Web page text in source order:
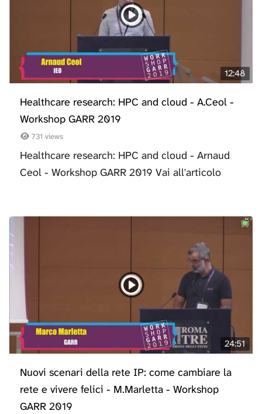
12:48
Healthcare research: HPC and cloud - A.Ceol -
Workshop GARR 2019
731 views
Healthcare research: HPC and cloud - Arnaud
Ceol - Workshop GARR 2019 Vai all'articolo
24:51
Nuovi scenari della rete IP: come cambiare la
rete e vivere felici - M.Marletta - Workshop
GARR 2019